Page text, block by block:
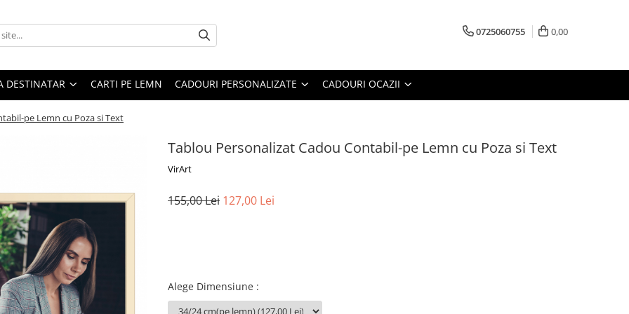
0725060755 0,00
DESTINATAR CARTI PE LEMN CADOURI PERSONALIZATE CADOURI OCAZII
pe Lemn cu Poza si Text
Tablou Personalizat Cadou Contabil-pe Lemn cu Poza si Text
VirArt
155,00 Lei 127,00 Lei
Alege Dimensiune :